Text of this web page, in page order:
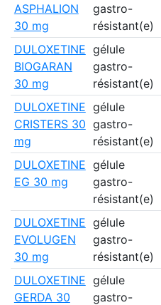
ASPHALION
30 mg
gastro-
résistant(e)
DULOXETINE
BIOGARAN
30 mg
gélule
gastro-
résistant(e)
DULOXETINE
CRISTERS 30
mg
gélule
gastro-
résistant(e)
DULOXETINE
EG 30 mg
gélule
gastro-
résistant(e)
DULOXETINE
EVOLUGEN
30 mg
gélule
gastro-
résistant(e)
DULOXETINE
GERDA 30
gélule
gastro-